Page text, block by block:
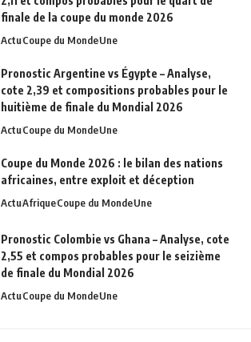
finale de la coupe du monde 2026
ActuCoupe du MondeUne
Pronostic Argentine vs Égypte – Analyse,
cote 2,39 et compositions probables pour le
huitième de finale du Mondial 2026
ActuCoupe du MondeUne
Coupe du Monde 2026 : le bilan des nations
africaines, entre exploit et déception
ActuAfriqueCoupe du MondeUne
Pronostic Colombie vs Ghana – Analyse, cote
2,55 et compos probables pour le seizième
de finale du Mondial 2026
ActuCoupe du MondeUne